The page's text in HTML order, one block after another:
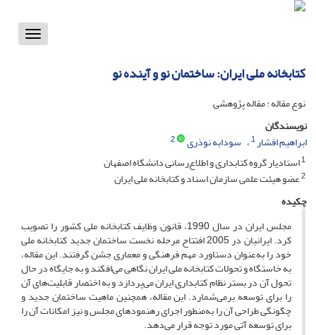
Toggle
کتابخانه ملی ایران: ساختمان نو و آینده نو
نوع مقاله : مقاله پژوهشی
نویسندگان
ابراهیم افشار1 سودابه نوذری
2
1استادیار گروه کتابداری و اطلاع‌رسانی دانشگاه اصفهان
2عضو هیئت علمی سازمان اسناد و کتابخانه ملی ایران
چکیده
مجلس ایران در سال 1990، قانون وظایف کتابخانه ملی کشور را تصویب
کرد. ایرانیان در 2005 افتتاح مرحله نخست ساختمان جدید کتابخانه ملی
خود را به‌عنوان دستاورد مهم فرهنگی و معماری جشن گرفتند. این مقاله،
به خاستگاه و تحولات کتابخانه ملی ایران نگاهی می‌افکند و به جایگاه در حال
تحول آن در بستر نظام کتابداری ایران می‌پردازد و به اختصار قابلیت‌های آن
را برای توسعه برمی‌شمارد. این مقاله، همچنین ماهیت ساختمان جدید و
چگونگی طراحی آن را به‌منطور اجرای رهنمودهای مجلس و نیز امکانات آن را
برای توسعه آتی مورد توجه قرار می‌دهد.